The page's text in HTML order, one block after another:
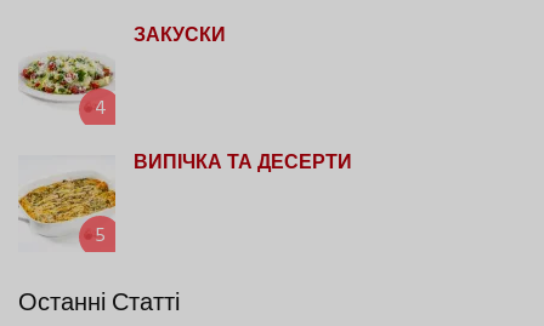
4
ЗАКУСКИ
5
ВИПІЧКА ТА ДЕСЕРТИ
Останні Статті